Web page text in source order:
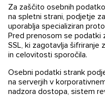
Za zaščito osebnih
na spletni strani, podjetje
uporablja specializiran
Pred prenosom se
SSL, ki zagotavlja šifriranje
in celovitosti sporočila.
Osebni podatki strank
na serverjih v
nadzora dostopa, sistem